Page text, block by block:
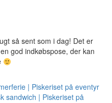
så sent som i dag! Det er
god indkøbspose, der kan
| Piskeriset på eventyr
sandwich | Piskeriset på